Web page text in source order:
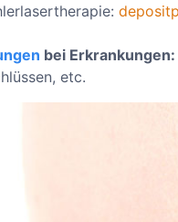
bei Erkrankungen:
etc.